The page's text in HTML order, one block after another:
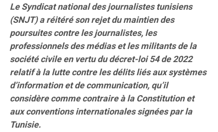
Le Syndicat national des journalistes tunisiens
(SNJT) a réitéré son rejet du maintien des
poursuites contre les journalistes, les
professionnels des médias et les militants de la
société civile en vertu du décret-loi 54 de 2022
relatif à la lutte contre les délits liés aux systèmes
d’information et de communication, qu’il
considère comme contraire à la Constitution et
aux conventions internationales signées par la
Tunisie.